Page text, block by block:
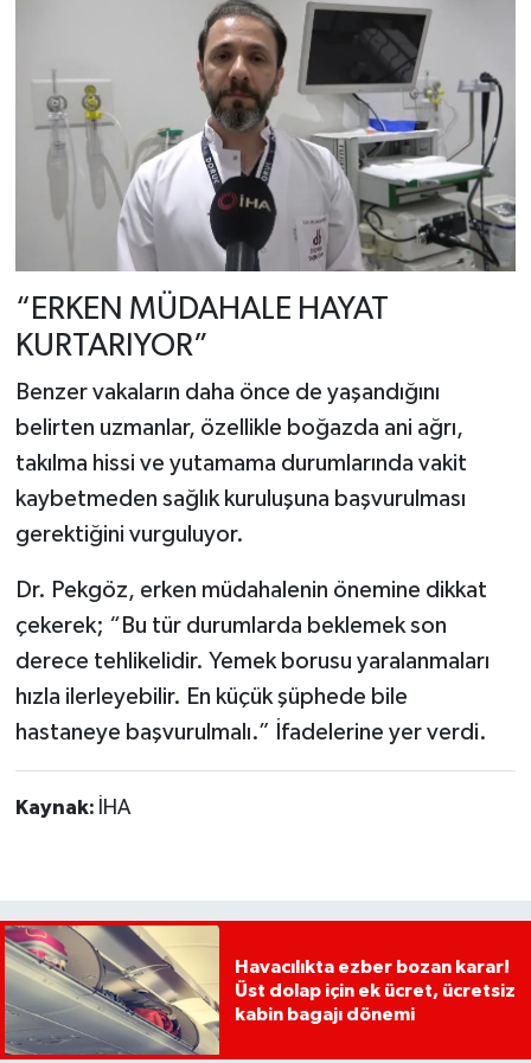
“ERKEN MÜDAHALE HAYAT
KURTARIYOR”
Benzer vakaların daha önce de yaşandığını
belirten uzmanlar, özellikle boğazda ani ağrı,
takılma hissi ve yutamama durumlarında vakit
kaybetmeden sağlık kuruluşuna başvurulması
gerektiğini vurguluyor.
Dr. Pekgöz, erken müdahalenin önemine dikkat
çekerek; “Bu tür durumlarda beklemek son
derece tehlikelidir. Yemek borusu yaralanmaları
hızla ilerleyebilir. En küçük şüphede bile
hastaneye başvurulmalı.” İfadelerine yer verdi.
Kaynak: İHA
Havacılıkta ezber bozan karar!
Üst dolap için ek ücret, ücretsiz
kabin bagajı dönemi